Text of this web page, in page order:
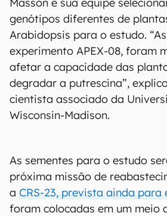
genótipos diferentes de
Arabidopsis para o estudo.
experimento APEX-08, foram
afetar a capacidade das
degradar a putrescina”,
cientista associado da
Wisconsin-Madison.
As sementes para o estudo
próxima missão de
a CRS-23, prevista ainda para
foram colocadas em um meio